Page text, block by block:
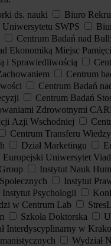
ds. nauki
Biuro
SWPS
Centrum Badań nad
Ekonomiką Miejsc Pamięci
i Sprawiedliwością
Centrum
Centrum Badań
Centrum Badań
Zdrowotnymi
Azji Wschodniej
Centrum Transferu Wiedzy
Dział Marketingu
Europejski Uniwersytet
Instytut Nauk
Instytut
Instytut Psychologii
w Centrum Lab
Szkoła Doktorska
Interdyscyplinarny w
Wydział